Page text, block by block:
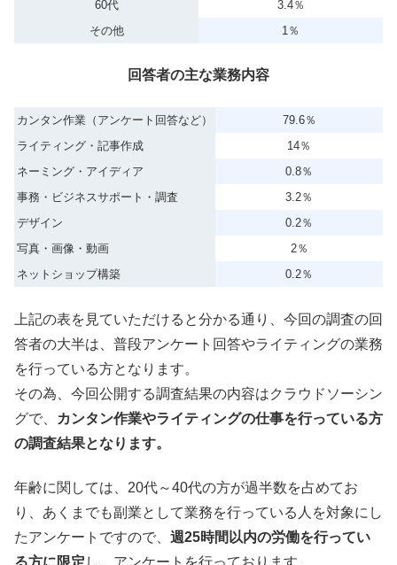
60代
3.4％
その他
1％
回答者の主な業務内容
カンタン作業（アンケート回答など）
79.6％
ライティング・記事作成
14％
ネーミング・アイディア
0.8％
事務・ビジネスサポート・調査
3.2％
デザイン
0.2％
写真・画像・動画
2％
ネットショップ構築
0.2％
上記の表を見ていただけると分かる通り、今回の調査の回
答者の大半は、普段アンケート回答やライティングの業務
を行っている方となります。
その為、今回公開する調査結果の内容はクラウドソーシン
グで、
カンタン作業やライティングの仕事を行っている方
の調査結果となります。
年齢に関しては、20代～40代の方が過半数を占めてお
り、あくまでも副業として業務を行っている人を対象にし
たアンケートですので、 週25時間以内の労働を行ってい